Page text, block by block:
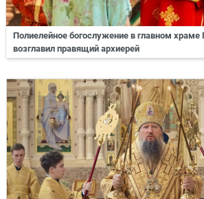
Полиелейное богослужение в главном
возглавил правящий архиерей